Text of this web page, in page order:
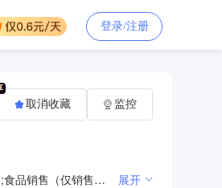
登录/注册
销售代理;房地产咨询;房地产经纪;信息咨询服务（不含许可类信息咨询服务）;会议及展览服务;食品互联网销售（仅销售预包装食品）;食品销售（仅销售预包装食品）;保健食品（预包装）销售;拍卖业务;文物拍卖;二手车拍卖; 展开
取消收藏 监控